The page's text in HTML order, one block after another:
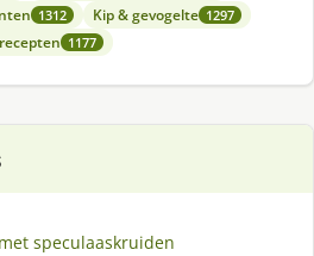
1312 Kip & gevogelte 1297
1177
speculaaskruiden